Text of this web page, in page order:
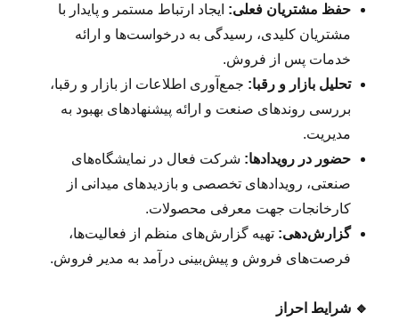
حفظ مشتریان فعلی: ایجاد ارتباط مستمر و پایدار با
مشتریان کلیدی، رسیدگی به درخواست‌ها و ارائه
خدمات پس از فروش.
تحلیل بازار و رقبا: جمع‌آوری اطلاعات از بازار و رقبا،
بررسی روندهای صنعت و ارائه پیشنهادهای بهبود به
مدیریت.
حضور در رویدادها: شرکت فعال در نمایشگاه‌های
صنعتی، رویدادهای تخصصی و بازدیدهای میدانی از
کارخانجات جهت معرفی محصولات.
گزارش‌دهی: تهیه گزارش‌های منظم از فعالیت‌ها،
فرصت‌های فروش و پیش‌بینی درآمد به مدیر فروش.
🔹 شرایط احراز